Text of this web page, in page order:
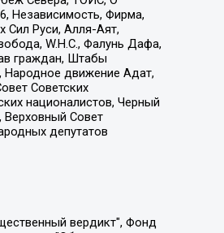
Независимость, Фирма,
Сил Руси, Алля-Аят,
W.H.С., Фалунь Дафа,
граждан, Штабы
Народное движение Адат,
Советских
националистов, Черный
Верховный Совет
депутатов
Карен Багратович, Шульман Екатерина Михайловна, Асафьев Артур Валерьевич, Вахштайн Виктор Семенович, Венедиктов Алексей Алексеевич, Лушникова Екатерина Евгеньевна, Волков Леонид Михайлович, Невзоров Александр Глебович, Пархоменко Сергей Борисович, Сироткин Ярослав Николаевич, Кара-Мурза Владимир Владимирович, Баранова Наталья Владимировна, Гозман Леонид Яковлевич, Кагарлицкий Борис Юльевич, Климарев Михаил Валерьевич, Милов Владимир Станиславович, Автономная некоммерческая организация Краснодарский центр современного искусства "Типография", Моргенштерн Алишер Тагирович, Соболь Любовь Эдуардовна, Общество с ограниченной ответственностью "ЛИЗА НОРМ", Каспаров Гарри Кимович, Ходорковский Михаил Борисович, Общество с ограниченной ответственностью "Апрельские тезисы", Данилович Ирина Брониславовна, Кашин Олег Владимирович, Петров Николай Владимирович, Пивоваров Алексей Владимирович, Соколов Михаил Владимирович, Цветкова Юлия Владимировна, Чичваркин Евгений Александрович, Комитет против пыток/Команда против пыток, Общество с ограниченной ответственностью "Первый научный", Общество с ограниченной ответственностью "Вертолет и ко", Белоцерковская Вероника Борисовна, Кац Максим Евгеньевич, Лазарева Татьяна Юрьевна, Шаведдинов Руслан Табризович, Яшин Илья Валерьевич, Общество с ограниченной ответственностью "Иноагент ААВ", Алешковский Дмитрий Петрович, Альбац Евгения Марковна, Быков Дмитрий Львович, Галямина Юлия Евгеньевна, Лойко Сергей Леонидович, Мартынов Кирилл Константинович, Медведев Сергей Александрович, Крашенинников Федор Геннадиевич, Гордеева Катерина Вл